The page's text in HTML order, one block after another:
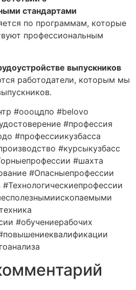
стандартами
по программам, которые
профессиональным
выпускников
работодатели, которым мы
#оооцдпо #belovo
#профессия
#профессиикузбасса
#курсыкузбасс
#шахта
#Опасныепрофессии
#обучениерабочих